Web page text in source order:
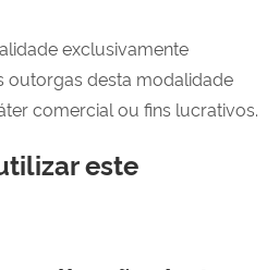
exclusivamente
outorgas desta modalidade
comercial ou fins lucrativos.
este